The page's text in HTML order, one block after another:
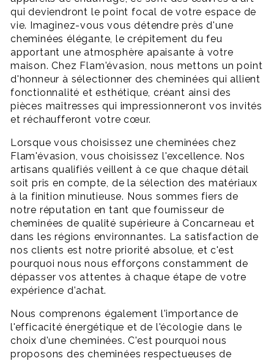
qui deviendront le point focal de votre espace de
vie. Imaginez-vous vous détendre près d'une
cheminées élégante, le crépitement du feu
apportant une atmosphère apaisante à votre
maison. Chez Flam'évasion, nous mettons un point
d'honneur à sélectionner des cheminées qui allient
fonctionnalité et esthétique, créant ainsi des
pièces maîtresses qui impressionneront vos invités
et réchaufferont votre cœur.
Lorsque vous choisissez une cheminées chez
Flam'évasion, vous choisissez l'excellence. Nos
artisans qualifiés veillent à ce que chaque détail
soit pris en compte, de la sélection des matériaux
à la finition minutieuse. Nous sommes fiers de
notre réputation en tant que fournisseur de
cheminées de qualité supérieure à Concarneau et
dans les régions environnantes. La satisfaction de
nos clients est notre priorité absolue, et c'est
pourquoi nous nous efforçons constamment de
dépasser vos attentes à chaque étape de votre
expérience d'achat.
Nous comprenons également l'importance de
l'efficacité énergétique et de l'écologie dans le
choix d'une cheminées. C'est pourquoi nous
proposons des cheminées respectueuses de